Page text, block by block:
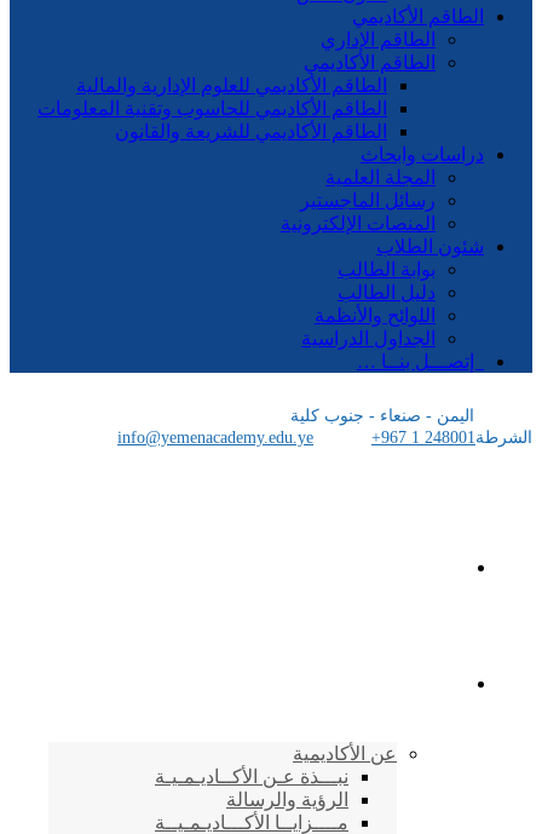
الطاقم الأكاديمي
الطاقم الإداري
الطاقم الأكاديمي
الطاقم الأكاديمي للعلوم الإدارية والمالية
الطاقم الأكاديمي للحاسوب وتقنية المعلومات
الطاقم الأكاديمي للشريعة والقانون
دراسات وابحاث
المجلة العلمية
رسائل الماجستير
المنصات الإلكترونية
شئون الطلاب
بوابة الطالب
دليل الطالب
اللوائح والأنظمة
الجداول الدراسية
إتصـــل بنــا …
اليمن - صنعاء - جنوب كلية
الشرطة
info@yemenacademy.edu.ye +967 1 248001
عن الأكاديمية
نبـــذة عـن الأكــاديـمـيـة
الرؤية والرسالة
مــــزايــا الأكـــاديـمـيــة